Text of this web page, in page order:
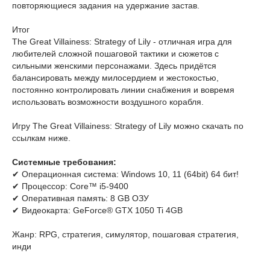
повторяющиеся задания на удержание застав.
Итог
The Great Villainess: Strategy of Lily - отличная игра для
любителей сложной пошаговой тактики и сюжетов с
сильными женскими персонажами. Здесь придётся
балансировать между милосердием и жестокостью,
постоянно контролировать линии снабжения и вовремя
использовать возможности воздушного корабля.
Игру The Great Villainess: Strategy of Lily можно скачать по
ссылкам ниже.
Системные требования:
✔ Операционная система: Windows 10, 11 (64bit) 64 бит!
✔ Процессор: Core™ i5-9400
✔ Оперативная память: 8 GB ОЗУ
✔ Видеокарта: GeForce® GTX 1050 Ti 4GB
Жанр: RPG, стратегия, симулятор, пошаговая стратегия,
инди